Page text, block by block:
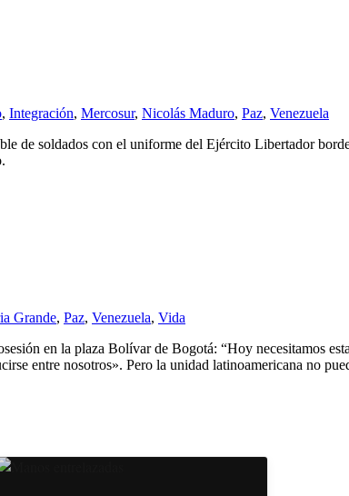
, Integración, Mercosur, Nicolás Maduro, Paz, Venezuela
de soldados con el uniforme del Ejército Libertador
Grande, Paz, Venezuela, Vida
en la plaza Bolívar de Bogotá: “Hoy necesitamos
entre nosotros». Pero la unidad latinoamericana no